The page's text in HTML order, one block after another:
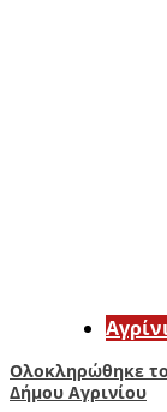
Ολοκληρώθηκε το
Δήμου Αγρινίου